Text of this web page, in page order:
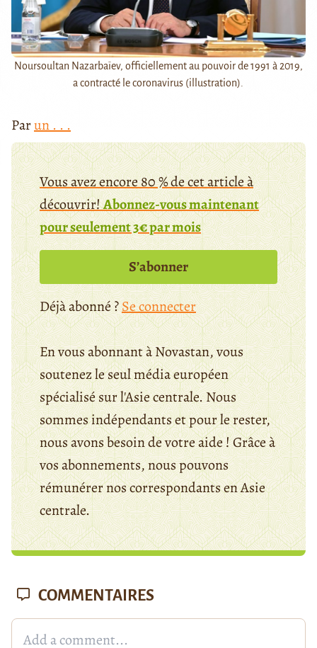
Noursoultan Nazarbaïev, officiellement au pouvoir de 1991 à 2019,
a contracté le coronavirus (illustration).
Parun . . .
Vous avez encore 80 % de cet article à
découvrir!Abonnez-vous maintenant
pour seulement 3€ par mois
S’abonner
Déjà abonné ?Se connecter
En vous abonnant à Novastan, vous
soutenez le seul média européen
spécialisé sur l'Asie centrale. Nous
sommes indépendants et pour le rester,
nous avons besoin de votre aide ! Grâce à
vos abonnements, nous pouvons
rémunérer nos correspondants en Asie
centrale.
COMMENTAIRES